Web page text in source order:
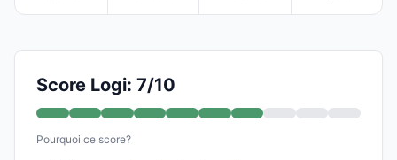
Score Logi: 7/10
Pourquoi ce score?